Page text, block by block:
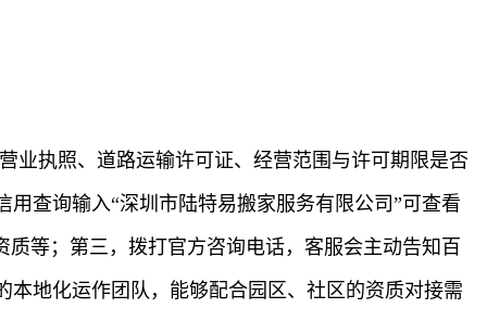
业执照、道路运输许可证、经营范围与许可期限是否
查询输入“深圳市陆特易搬家服务有限公司”可查看
等；第三，拨打官方咨询电话，客服会主动告知百
地化运作团队，能够配合园区、社区的资质对接需